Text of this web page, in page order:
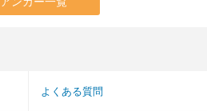
よくある質問